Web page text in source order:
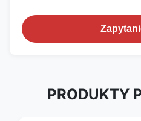
PRODUKTY